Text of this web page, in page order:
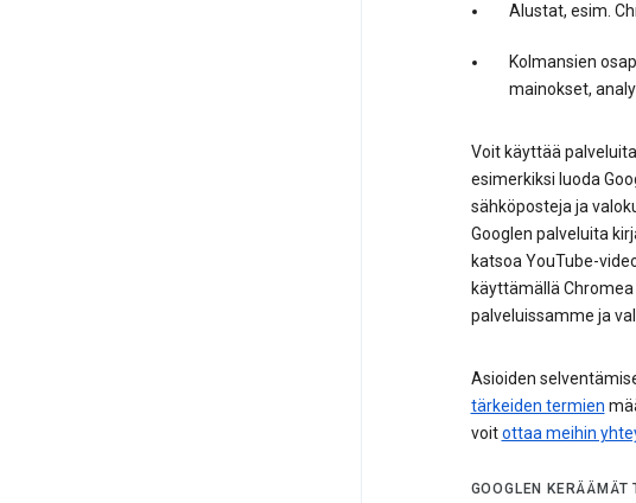
Alustat, esim.
Kolmansien
mainokset,
Voit käyttää
esimerkiksi luoda
sähköposteja ja
Googlen palveluita
katsoa YouTube-
käyttämällä
palveluissamme ja
Asioiden
tärkeiden termien
voitottaa meihin
GOOGLEN KERÄÄMÄT